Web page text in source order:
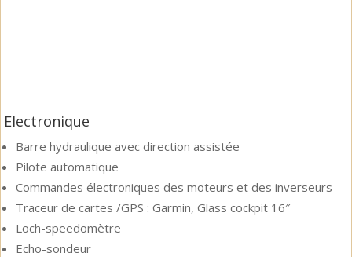
Electronique
Barre hydraulique avec direction assistée
Pilote automatique
Commandes électroniques des moteurs et des inverseurs
Traceur de cartes /GPS : Garmin, Glass cockpit 16″
Loch-speedomètre
Echo-sondeur